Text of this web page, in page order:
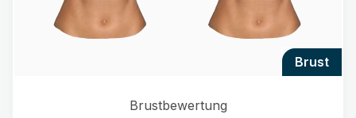
brust
Brustbewertung